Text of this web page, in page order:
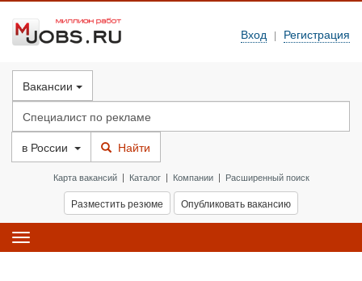
Вход | Регистрация
Вакансии
в России Найти
Карта вакансий| Каталог| Компании| Расширенный поиск
Разместить резюме Опубликовать вакансию
Toggle
navigation